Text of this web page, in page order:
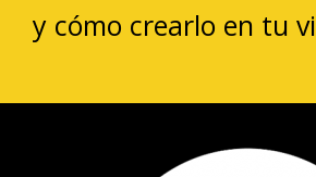
y cómo crearlo en tu